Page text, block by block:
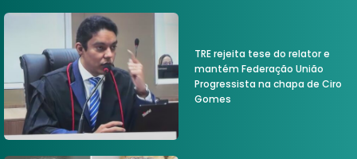
TRE rejeita tese do relator e
mantém Federação União
Progressista na chapa de Ciro
Gomes